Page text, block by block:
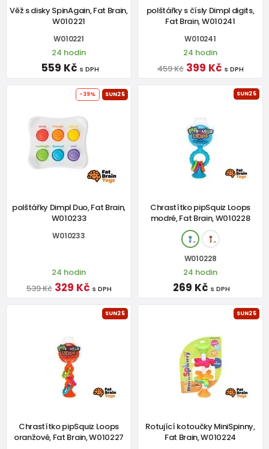
Věž s disky SpinAgain, Fat Brain,
W010221
W010221
24 hodin
559 Kč s DPH
polštářky s čísly Dimpl digits,
Fat Brain, W010241
W010241
24 hodin
459 Kč 399 Kč s DPH
-39% SUN25
polštářky Dimpl Duo, Fat Brain,
W010233
W010233
24 hodin
539 Kč 329 Kč s DPH
SUN25
Chrastítko pipSquiz Loops
modré, Fat Brain, W010228
W010228
24 hodin
269 Kč s DPH
SUN25
Chrastítko pipSquiz Loops
oranžové, Fat Brain, W010227
SUN25
Rotující kotoučky MiniSpinny,
Fat Brain, W010224